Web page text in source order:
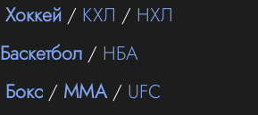
Хоккей / КХЛ / НХЛ
Баскетбол / НБА
Бокс / ММА/ UFC